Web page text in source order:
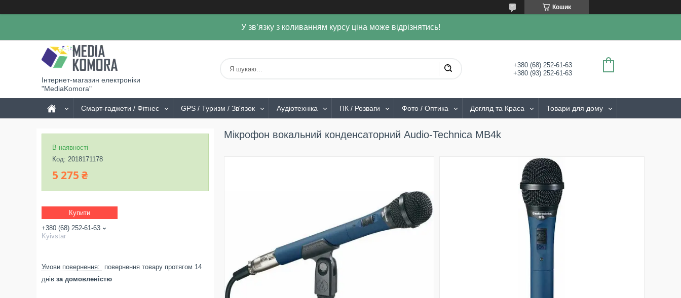
Кошик
У зв’язку з коливанням курсу ціна може відрізнятись!
Інтернет-магазин електроніки
"MediaKomora"
+380 (68) 252-61-63
+380 (93) 252-61-63
Смарт-гаджети / Фітнес GPS / Туризм / Зв'язок Аудіотехніка ПК / Розваги Фото / Оптика Догляд та Краса Товари для дому
Мікрофон вокальний конденсаторний Audio-Technica MB4k
В наявності
Код: 2018171178
5 275 ₴
Купити
+380 (68) 252-61-63
Kyivstar
повернення товару протягом 14
днів за домовленістю